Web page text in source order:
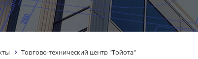
Торгово-технический центр "Тойота"